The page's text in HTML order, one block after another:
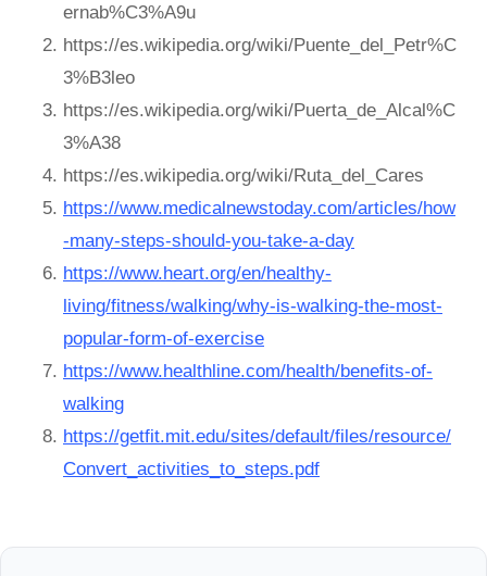
ernab%C3%A9u
https://es.wikipedia.org/wiki/Puente_del_Petr%C
3%B3leo
https://es.wikipedia.org/wiki/Puerta_de_Alcal%C
3%A38
https://es.wikipedia.org/wiki/Ruta_del_Cares
https://www.medicalnewstoday.com/articles/how
-many-steps-should-you-take-a-day
https://www.heart.org/en/healthy-
living/fitness/walking/why-is-walking-the-most-
popular-form-of-exercise
https://www.healthline.com/health/benefits-of-
walking
https://getfit.mit.edu/sites/default/files/resource/
Convert_activities_to_steps.pdf